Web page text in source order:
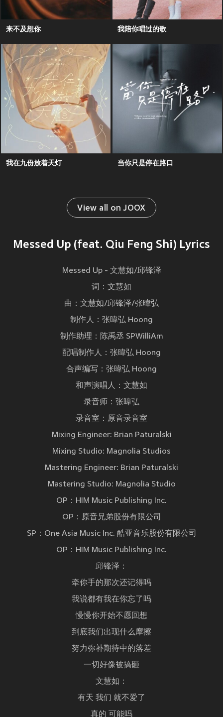
来不及想你 我陪你唱过的歌
我在九份放着天灯 当你只是停在路口
View all on JOOX
Messed Up (feat. Qiu Feng Shi) Lyrics
Messed Up - 文慧如/邱锋泽
词：文慧如
曲：文慧如/邱锋泽/张暐弘
制作人：张暐弘 Hoong
制作助理：陈禹丞 SPWilliAm
配唱制作人：张暐弘 Hoong
合声编写：张暐弘 Hoong
和声演唱人：文慧如
录音师：张暐弘
录音室：原音录音室
Mixing Engineer: Brian Paturalski
Mixing Studio: Magnolia Studios
Mastering Engineer: Brian Paturalski
Mastering Studio: Magnolia Studio
OP：HIM Music Publishing Inc.
OP：原音兄弟股份有限公司
SP：One Asia Music Inc. 酷亚音乐股份有限公司
OP：HIM Music Publishing Inc.
邱锋泽：
牵你手的那次还记得吗
我说都有我在你忘了吗
慢慢你开始不愿回想
到底我们出现什么摩擦
努力弥补期待中的落差
一切好像被搞砸
文慧如：
有天 我们 就不爱了
真的 可能吗